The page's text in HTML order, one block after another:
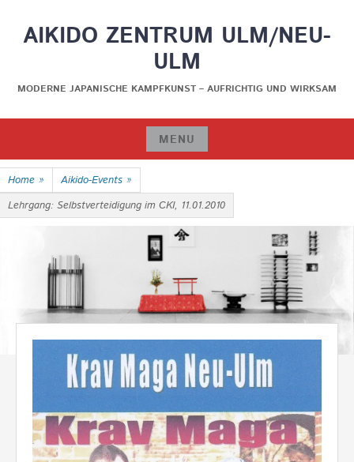
AIKIDO ZENTRUM ULM/NEU-
ULM
MODERNE JAPANISCHE KAMPFKUNST – AUFRICHTIG UND WIRKSAM
MENU
Skip
to
content
Home » Aikido-Events »
Lehrgang: Selbstverteidigung im CKI, 11.01.2010